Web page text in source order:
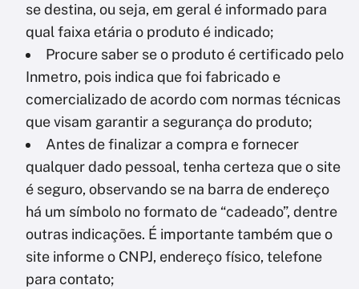
se destina, ou seja, em geral é informado para
qual faixa etária o produto é indicado;
Procure saber se o produto é certificado pelo
Inmetro, pois indica que foi fabricado e
comercializado de acordo com normas técnicas
que visam garantir a segurança do produto;
Antes de finalizar a compra e fornecer
qualquer dado pessoal, tenha certeza que o site
é seguro, observando se na barra de endereço
há um símbolo no formato de “cadeado”, dentre
outras indicações. É importante também que o
site informe o CNPJ, endereço físico, telefone
para contato;